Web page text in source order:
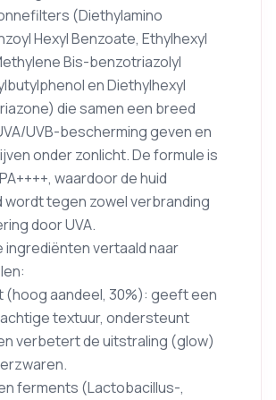
(Diethylamino
Hexyl Benzoate, Ethylhexyl
Bis-benzotriazolyl
en Diethylhexyl
die samen een breed
UVB-bescherming geven en
onder zonlicht. De formule is
waardoor de huid
wordt tegen zowel verbranding
door UVA.
ingrediënten vertaald naar
(hoog aandeel, 30%): geeft een
textuur, ondersteunt
verbetert de uitstraling (glow)
ferments (Lactobacillus-,